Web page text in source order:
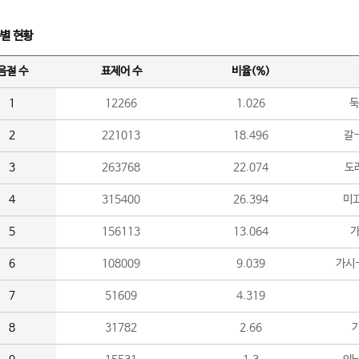
현황
절 수 표제어 수 비율(%)
1 12266 1.026
2 221013 18.496 갈
3 263768 22.074 도
4 315400 26.394 미
5 156113 13.064
6 108009 9.039 가시
7 51609 4.319
8 31782 2.66